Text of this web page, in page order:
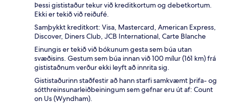
Þessi gististaður tekur við kreditkortum og debetkortum.
Ekki er tekið við reiðufé.
Samþykkt kreditkort: Visa, Mastercard, American Express,
Discover, Diners Club, JCB International, Carte Blanche
Einungis er tekið við bókunum gesta sem búa utan
svæðisins. Gestum sem búa innan við 100 mílur (161 km) frá
gististaðnum verður ekki leyft að innrita sig.
Gististaðurinn staðfestir að hann starfi samkvæmt þrifa- og
sótthreinsunarleiðbeiningum sem gefnar eru út af: Count
on Us (Wyndham).